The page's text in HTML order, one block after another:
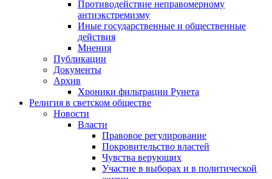
Противодействие неправомерному
антиэкстремизму
Иные государственные и общественные
действия
Мнения
Публикации
Документы
Архив
Хроники фильтрации Рунета
Религия в светском обществе
Новости
Власти
Правовое регулирование
Покровительство властей
Чувства верующих
Участие в выборах и в политической